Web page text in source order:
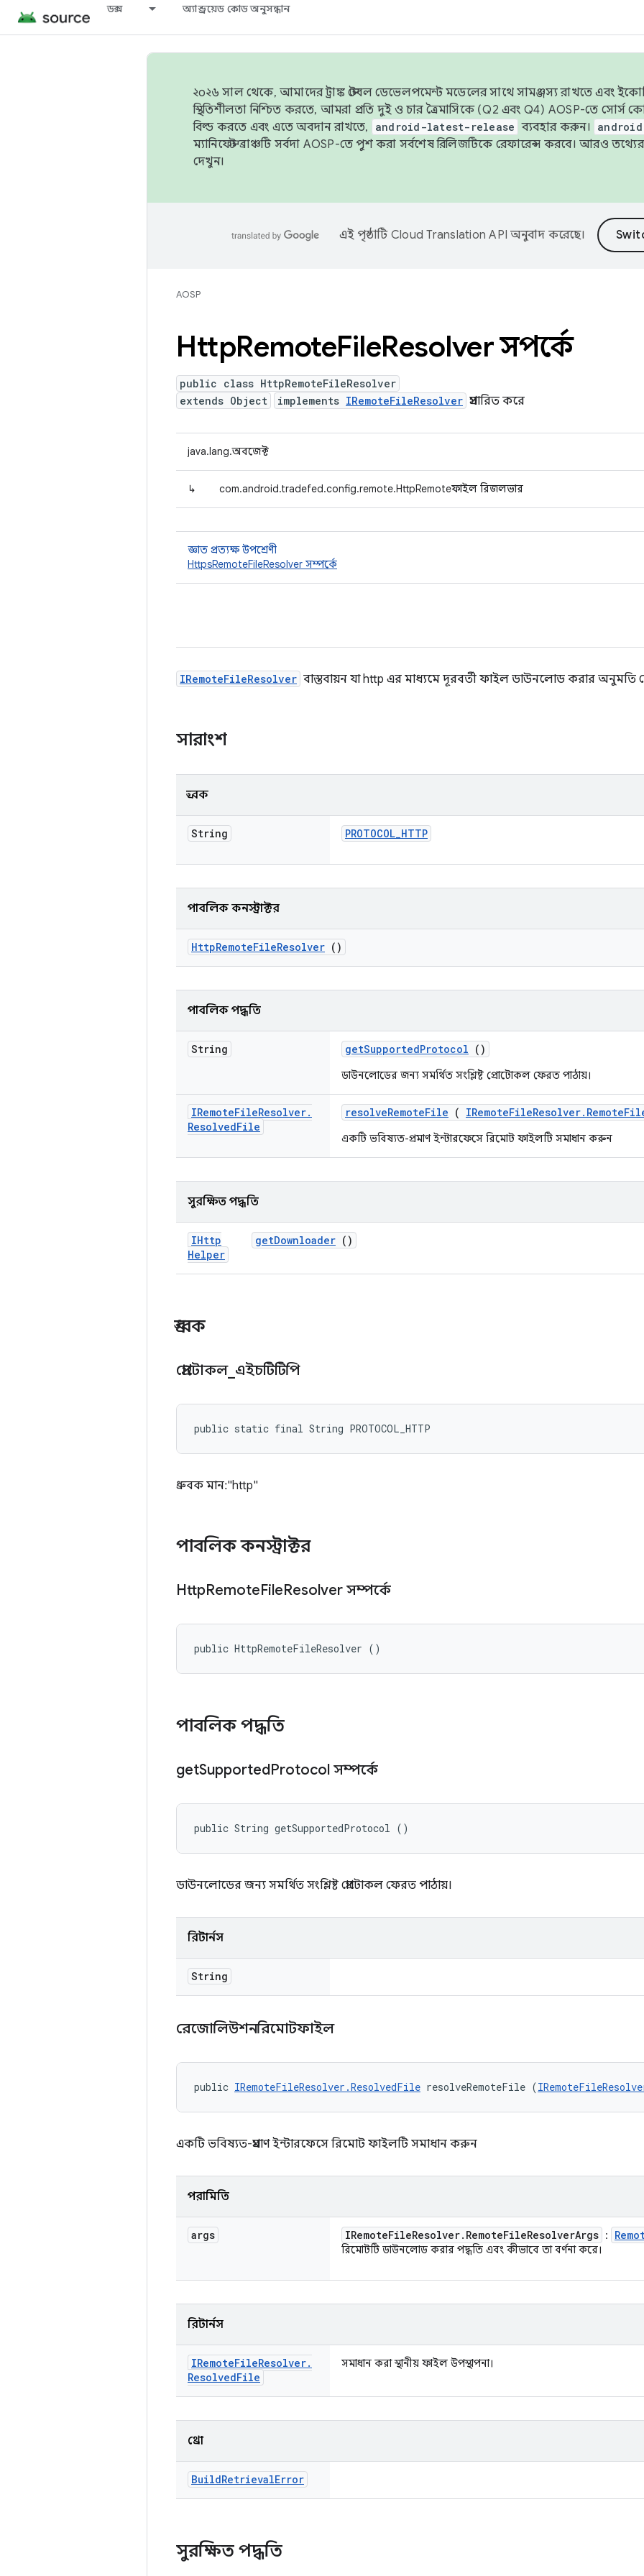
ডক্স অ্যান্ড্রয়েড কোড অনুসন্ধান
২০২৬ সাল থেকে, আমাদের ট্রাঙ্ক স্টেবল ডেভেলপমেন্ট মডেলের সাথে সামঞ্জস্য রাখতে এবং
স্থিতিশীলতা নিশ্চিত করতে, আমরা প্রতি দুই ও চার ত্রৈমাসিকে (Q2 এবং Q4) AOSP-তে সোর্স
বিল্ড করতে এবং এতে অবদান রাখতে,
android-latest-release ব্যবহার করুন।
ম্যানিফেস্ট ব্রাঞ্চটি সর্বদা AOSP-তে পুশ করা সর্বশেষ রিলিজটিকে রেফারেন্স করবে। আরও
দেখুন।
এই পৃষ্ঠাটি Cloud Translation API অনুবাদ করেছে।
AOSP
HttpRemoteFileResolver সম্পর্কে
public class HttpRemoteFileResolver
extends Object
implements IRemoteFileResolver প্রসারিত করে
java.lang.অবজেক্ট
↳ com.android.tradefed.config.remote.HttpRemoteফাইল রিজলভার
জ্ঞাত প্রত্যক্ষ উপশ্রেণী
HttpsRemoteFileResolver সম্পর্কে
IRemoteFileResolver বাস্তবায়ন যা http এর মাধ্যমে দূরবর্তী ফাইল ডাউনলোড করার অনুমতি
সারাংশ
ধ্রুবক
String PROTOCOL_HTTP
পাবলিক কনস্ট্রাক্টর
HttpRemoteFileResolver ()
পাবলিক পদ্ধতি
String getSupportedProtocol ()
ডাউনলোডের জন্য সমর্থিত সংশ্লিষ্ট প্রোটোকল ফেরত পাঠায়।
IRemoteFileResolver.
ResolvedFile
resolveRemoteFile ( IRemoteFileResolver. Remote
একটি ভবিষ্যত-প্রমাণ ইন্টারফেসে রিমোট ফাইলটি সমাধান করুন
সুরক্ষিত পদ্ধতি
IHttp
Helper
getDownloader ()
ধ্রুবক
প্রোটোকল_ এইচটিটিপি
public static final String PROTOCOL_HTTP
ধ্রুবক মান: "http"
পাবলিক কনস্ট্রাক্টর
HttpRemoteFileResolver সম্পর্কে
public HttpRemoteFileResolver ()
পাবলিক পদ্ধতি
getSupportedProtocol সম্পর্কে
public String getSupportedProtocol ()
ডাউনলোডের জন্য সমর্থিত সংশ্লিষ্ট প্রোটোকল ফেরত পাঠায়।
রিটার্নস
String
রেজোলিউশনরিমোটফাইল
public IRemoteFileResolver.ResolvedFile resolveRemoteFile (
একটি ভবিষ্যত-প্রমাণ ইন্টারফেসে রিমোট ফাইলটি সমাধান করুন
পরামিতি
args IRemoteFileResolver. RemoteFileResolverArgs :
রিমোটটি ডাউনলোড করার পদ্ধতি এবং কীভাবে তা বর্ণনা করে।
রিটার্নস
IRemoteFileResolver.
ResolvedFile
সমাধান করা স্থানীয় ফাইল উপস্থাপনা।
থ্রো
BuildRetrievalError
সুরক্ষিত পদ্ধতি